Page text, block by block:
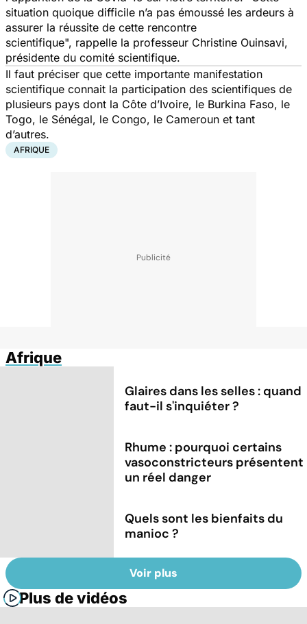
situation quoique difficile n’a pas émoussé les ardeurs à
assurer la réussite de cette rencontre
scientifique", rappelle la professeur Christine Ouinsavi,
présidente du comité scientifique.
Il faut préciser que cette importante manifestation
scientifique connait la participation des scientifiques de
plusieurs pays dont la Côte d’Ivoire, le Burkina Faso, le
Togo, le Sénégal, le Congo, le Cameroun et tant
d’autres.
AFRIQUE
Afrique
Glaires dans les selles : quand
faut-il s'inquiéter ?
Rhume : pourquoi certains
vasoconstricteurs présentent
un réel danger
Quels sont les bienfaits du
manioc ?
Voir plus
Plus de vidéos